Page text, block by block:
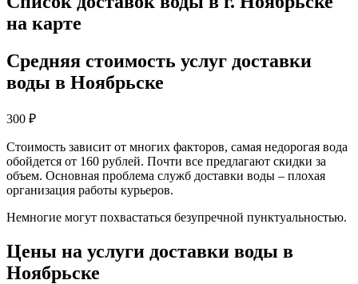
на карте
Средняя стоимость услуг доставки
воды в Ноябрьске
300 ₽
Стоимость зависит от многих факторов, самая недорогая вода
обойдется от 160 рублей. Почти все предлагают скидки за
объем. Основная проблема служб доставки воды – плохая
организация работы курьеров.
Немногие могут похвастаться безупречной пунктуальностью.
Цены на услуги доставки воды в
Ноябрьске